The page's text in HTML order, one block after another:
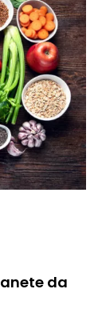
da